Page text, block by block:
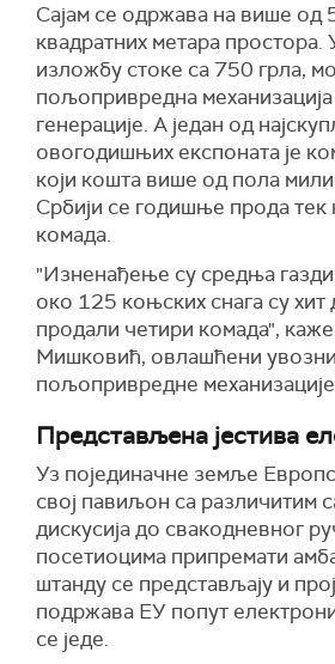
Сајам се одржава на више од
квадратних метара
изложбу стоке са 750 грла,
пољопривредна механизација
генерације. А један од
овогодишњих експоната је
који кошта више од пола
Србији се годишње прода тек
комада.
"Изненађење су средња
око 125 коњских снага су хит
продали четири комада",
Мишковић, овлашћени
пољопривредне
Представљена јестива
Уз појединачне земље
свој павиљон са различитим
дискусија до свакодневног
посетиоцима припремати
штанду се представљају и
подржава ЕУ попут
се једе.